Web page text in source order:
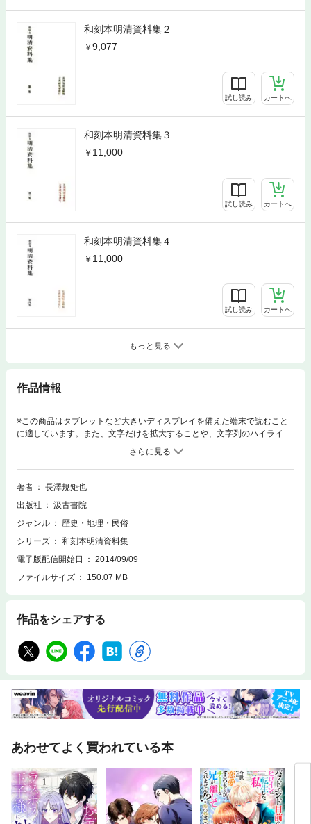
和刻本明清資料集２
9,077
試し読み カートへ
和刻本明清資料集３
11,000
試し読み カートへ
和刻本明清資料集４
11,000
試し読み カートへ
もっと見る
作品情報
※この商品はタブレットなど大きいディスプレイを備えた端末で読むこと
に適しています。また、文字だけを拡大することや、文字列のハイライ
ト、検索、辞書の参照、引用などの機能が使用できません。明代から太平
天国に至る貴重な歴史・文化資料集。清国失伝のもの、未刊の資料など少
なくない。なかでも、「武備志」は倭寇研究の重要資料であり、「神器
譜」は、本国にも伝本が稀である。中国史全般を知る重要資料を提供す
著者
長澤規矩也
出版社
汲古書院
ジャンル
歴史・地理・民俗
シリーズ
和刻本明清資料集
電子版配信開始日
2014/09/09
ファイルサイズ
150.07 MB
作品をシェアする
あわせてよく買われている本